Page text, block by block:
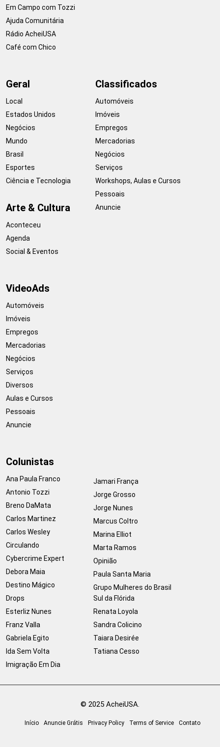
Em Campo com Tozzi
Ajuda Comunitária
Rádio AcheiUSA
Café com Chico
Geral
Local
Estados Unidos
Negócios
Mundo
Brasil
Esportes
Ciência e Tecnologia
Arte & Cultura
Aconteceu
Agenda
Social & Eventos
Classificados
Automóveis
Imóveis
Empregos
Mercadorias
Negócios
Serviços
Workshops, Aulas e Cursos
Pessoais
Anuncie
VideoAds
Automóveis
Imóveis
Empregos
Mercadorias
Negócios
Serviços
Diversos
Aulas e Cursos
Pessoais
Anuncie
Colunistas
Ana Paula Franco
Antonio Tozzi
Breno DaMata
Carlos Martinez
Carlos Wesley
Circulando
Cybercrime Expert
Debora Maia
Destino Mágico
Drops
Esterliz Nunes
Franz Valla
Gabriela Egito
Ida Sem Volta
Imigração Em Dia
Jamari França
Jorge Grosso
Jorge Nunes
Marcus Coltro
Marina Elliot
Marta Ramos
Opinião
Paula Santa Maria
Grupo Mulheres do Brasil
Sul da Flórida
Renata Loyola
Sandra Colicino
Taiara Desirée
Tatiana Cesso
© 2025 AcheiUSA.
Início Anuncie Grátis Privacy Policy Terms of Service Contato